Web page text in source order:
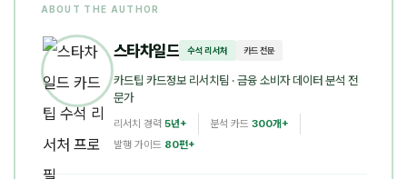
ABOUT THE AUTHOR
스타차일드 수석 리서처 카드 전문
카드팁 카드정보 리서치팀 · 금융 소비자 데이터 분석 전
문가
리서치 경력 5년+ 분석 카드 300개+
발행 가이드 80편+